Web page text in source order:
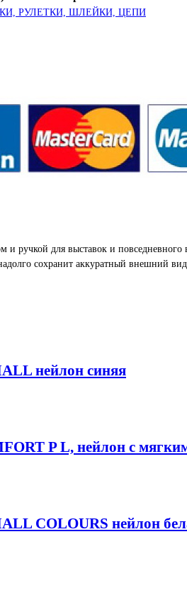
РУЛЕТКИ, ШЛЕЙКИ, ЦЕПИ
и ручкой для выставок и
сохранит аккуратный внешний
нейлон синяя
P L, нейлон с
COLOURS нейлон